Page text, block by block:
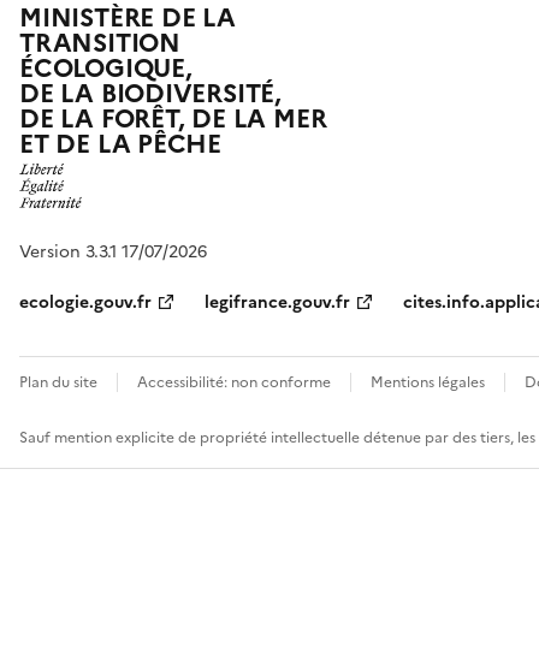
MINISTÈRE DE LA
TRANSITION
ÉCOLOGIQUE,
DE LA BIODIVERSITÉ,
DE LA FORÊT, DE LA MER
ET DE LA PÊCHE
Version 3.3.1 17/07/2026
ecologie.gouv.fr
legifrance.gouv.fr
Plan du site Accessibilité: non conforme Mentions légales
Sauf mention explicite de propriété intellectuelle détenue par des tiers,